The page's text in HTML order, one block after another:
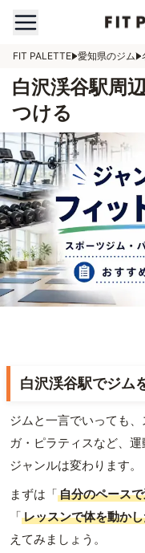
FIT PALETTE 愛知県のジム
白沢渓谷駅周
つける
白沢渓谷駅でジム
ジムと一言でいっても
ガ・ピラティスなど、
ジャンルは変わります。
まずは「自分のペース
「レッスンで体を動か
えてみましょう。